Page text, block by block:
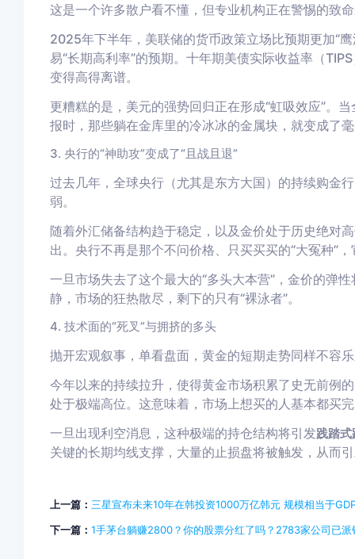
这是一个许多散户看不懂，但专业机构正在警惕的致
2025年下半年，美联储的货币政策立场比预期更加“
易“长期高利率”的预期。十年期美债实际收益率（
变得高得离谱。
更糟糕的是，美元的强势回归正在形成“虹吸效应”。
报时，那些躺在金库里的冷冰冰的金属块，就变成了
3. 央行的“神助攻”变成了“且战且退”
过去几年，全球央行（尤其是东方大国）的持续购金
弱。
随着外汇储备结构趋于稳定，以及金价处于历史绝对
出。央行不再是那个不问价格、只买买买的“大冤种”
一旦市场失去了这个最大的“多头大本营”，金价的弹
静，市场的狂热散尽，剩下的只有“裸泳者”。
4. 技术面的“死叉”与拥挤的多头
抛开宏观叙事，单看盘面，黄金的短期走势同样不容
今年以来的持续拉升，使得黄金市场积累了史无前例的
处于极端高位。这意味着，市场上想买的人基本都买
一旦出现利空消息，这种极端的持仓结构将引发践踏式
关键的长期均线支撑，大量的止损盘将被触发，从而
上一篇： 三星宣布未来10年在韩投资1000万亿韩元 规模相当于
下一篇： 1手茅台躺赚2800？你的股票分红了吗？2783家公司已派